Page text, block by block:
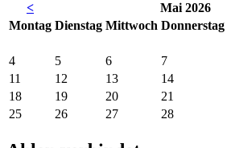
< Mai 2026
Montag Dienstag Mittwoch Donnerstag
4
5 6 7
11
12 13 14
18
19 20 21
25
26 27 28